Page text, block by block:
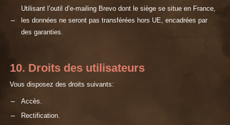
Utilisant l’outil d’e-mailing Brevo dont le siège se situe en France,
les données ne seront pas transférées hors UE, encadrées par
des garanties.
10. Droits des utilisateurs
Vous disposez des droits suivants:
Accès.
Rectification.